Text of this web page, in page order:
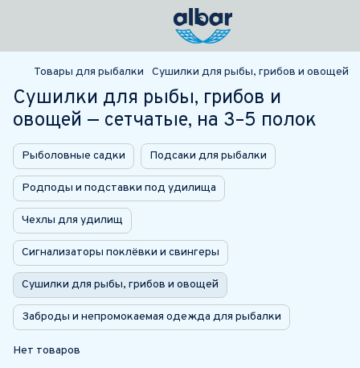
Товары для рыбалки Сушилки для рыбы, грибов и овощей
Сушилки для рыбы, грибов и
овощей — сетчатые, на 3–5 полок
Рыболовные садки Подсаки для рыбалки
Родподы и подставки под удилища
Чехлы для удилищ
Сигнализаторы поклёвки и свингеры
Сушилки для рыбы, грибов и овощей
Заброды и непромокаемая одежда для рыбалки
Нет товаров